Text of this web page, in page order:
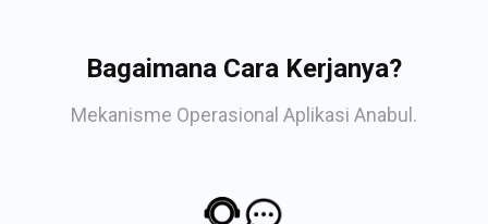
Bagaimana Cara Kerjanya?
Mekanisme Operasional Aplikasi Anabul.